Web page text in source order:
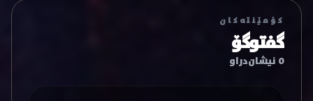
کۆمێنتەکان
گفتوگۆ
0 نیشان‌دراو